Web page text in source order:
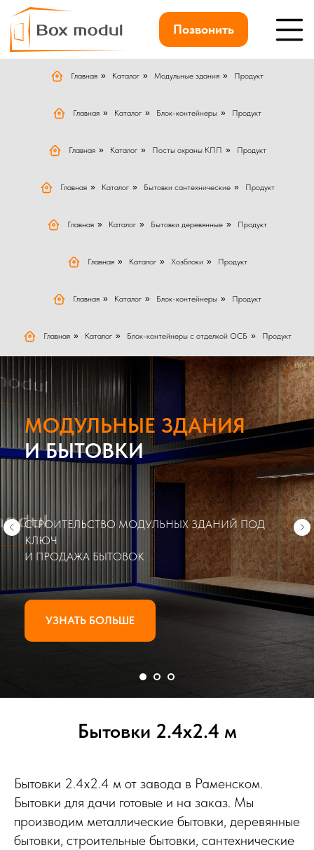
Позвонить
Главная » Каталог » Модульные здания » Продукт
Главная » Каталог » Блок-контейнеры » Продукт
Главная » Каталог » Посты охраны КПП » Продукт
Главная » Каталог » Бытовки сантехнические » Продукт
Главная » Каталог » Бытовки деревянные » Продукт
Главная » Каталог » Хозблоки » Продукт
Главная » Каталог » Блок-контейнеры » Продукт
Главная » Каталог » Блок-контейнеры с отделкой ОСБ » Продукт
МОДУЛЬНЫЕ ЗДАНИЯ
И БЫТОВКИ
СТРОИТЕЛЬСТВО МОДУЛЬНЫХ ЗДАНИЙ ПОД
КЛЮЧ
И ПРОДАЖА БЫТОВОК
УЗНАТЬ БОЛЬШЕ
Бытовки 2.4х2.4 м
Бытовки 2.4х2.4 м от завода в Раменском.
Бытовки для дачи готовые и на заказ. Мы
производим металлические бытовки, деревянные
бытовки, строительные бытовки, сантехнические